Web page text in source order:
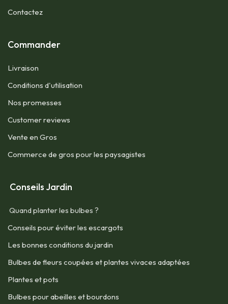
Contactez
Commander
Livraison
Conditions d'utilisation​
Nos promesses
Customer reviews
Vente en Gros
Commerce de gros pour les paysagistes
Conseils Jardin
Quand planter les bulbes ?
Conseils pour éviter les escargots
Les bonnes conditions du jardin
Bulbes de fleurs coupées et plantes vivaces adaptées
Plantes et pots
Bulbes pour abeilles et bourdons